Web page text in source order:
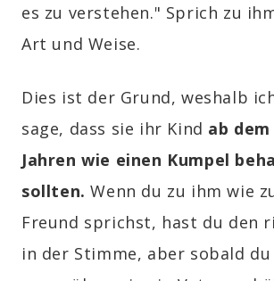
es zu verstehen." Sprich zu
Art und Weise.
Dies ist der Grund, weshalb
sage, dass sie ihr Kind ab
Jahren wie einen Kumpel
sollten. Wenn du zu ihm wie
Freund sprichst, hast du den
in der Stimme, aber sobald